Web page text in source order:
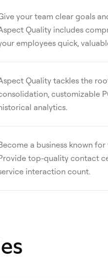
your team clear goals
Quality includes
employees quick,
Quality tackles the
customizable
analytics.
a business known
top-quality contact
interaction count.